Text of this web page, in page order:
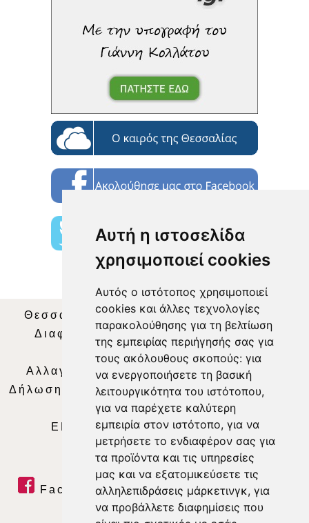
Αυτή η ιστοσελίδα
χρησιμοποιεί cookies
Αυτός ο ιστότοπος χρησιμοποιεί
cookies και άλλες τεχνολογίες
παρακολούθησης για τη βελτίωση
της εμπειρίας περιήγησής σας για
τους ακόλουθους σκοπούς: για
να ενεργοποιήσετε τη βασική
λειτουργικότητα του ιστότοπου,
για να παρέχετε καλύτερη
εμπειρία στον ιστότοπο, για να
μετρήσετε το ενδιαφέρον σας για
τα προϊόντα και τις υπηρεσίες
μας και να εξατομικεύσετε τις
αλληλεπιδράσεις μάρκετινγκ, για
να προβάλλετε διαφημίσεις που
Θεσσαλία Τηλεόραση|SNG Services
Διαφήμιση | Όροι Χρήσης |Δήλωση
Απορρήτου |
Περιεχόμενο
Αλλαγή Προτιμήσεων για τα Cookies
Δήλωση συμμόρφωσης με τη σύσταση (ΕΕ)
2018/334|Ταυτότητα
ΕΝΗΜΕΡΩΣΗ |WEB TV| LIVE
Facebook| Twitter | Youtube
RSS Feed